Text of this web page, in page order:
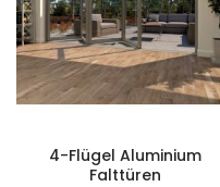
4-Flügel Aluminium
Falttüren